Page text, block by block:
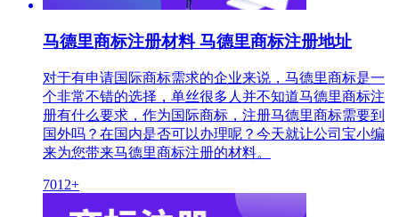
马德里商标注册材料 马德里商标注册地址
对于有申请国际商标需求的企业来说，马德里商标是一
个非常不错的选择，单丝很多人并不知道马德里商标注
册有什么要求，作为国际商标，注册马德里商标需要到
国外吗？在国内是否可以办理呢？今天就让公司宝小编
来为您带来马德里商标注册的材料。
7012+